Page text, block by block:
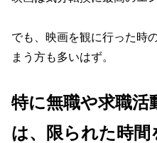
でも、映画を観に行った時
まう方も多いはず。
特に無職や求職活
は、限られた時間